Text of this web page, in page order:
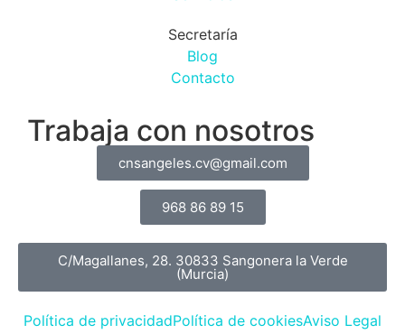
Secretaría
Blog
Contacto
Trabaja con nosotros
cnsangeles.cv@gmail.com
968 86 89 15
C/Magallanes, 28. 30833 Sangonera la Verde
(Murcia)
Política de privacidadPolítica de cookiesAviso Legal